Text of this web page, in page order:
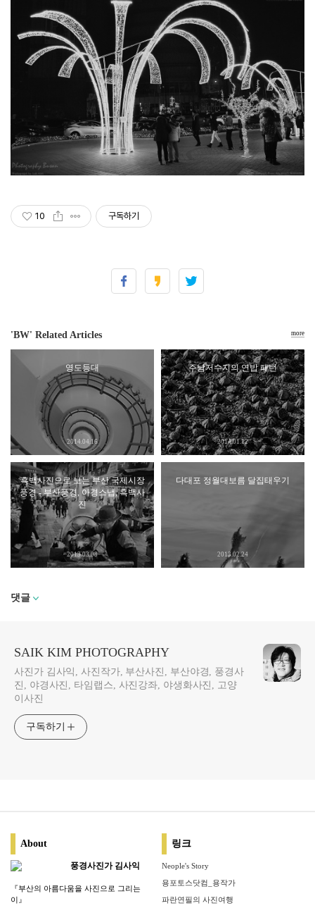
10 구독하기
'BW' Related Articles
영도등대
2014.04.16
주남저수지의 연밥 패턴
2014.01.12
흑백사진으로 보는 부산 국제시장
풍경 - 부산풍경, 아경스냅, 흑백사
진
2013.03.08
다대포 정월대보름 달집태우기
2013.02.24
more
댓글
SAIK KIM PHOTOGRAPHY
사진가 김사익, 사진작가, 부산사진, 부산야경, 풍경사
진, 야경사진, 타임랩스, 사진강좌, 야생화사진, 고양
이사진
구독하기
About
풍경사진가 김사익
『부산의 아름다움을 사진으로 그리는
이』
링크
Neople's Story
용포토스닷컴_용작가
파란연필의 사진여행